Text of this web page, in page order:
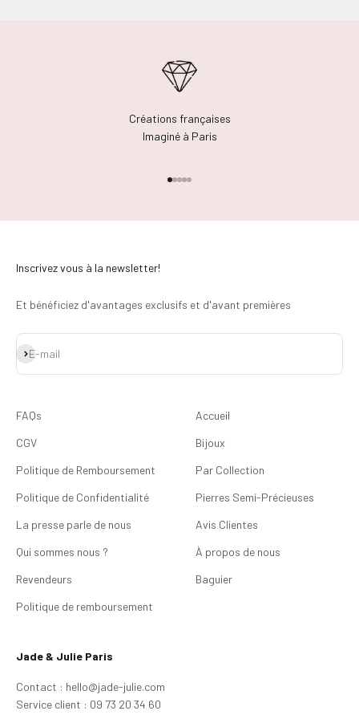
Créations françaises
Imaginé à Paris
Inscrivez vous à la newsletter!
Et bénéficiez d'avantages exclusifs et d'avant premières
E-mail
S'inscrire
FAQs
CGV
Politique de Remboursement
Politique de Confidentialité
La presse parle de nous
Qui sommes nous ?
Revendeurs
Politique de remboursement
Accueil
Bijoux
Par Collection
Pierres Semi-Précieuses
Avis Clientes
À propos de nous
Baguier
Jade & Julie Paris
Contact : hello@jade-julie.com
Service client : 09 73 20 34 60